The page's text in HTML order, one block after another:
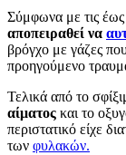
Σύμφωνα με τις
αποπειραθεί να
βρόγχο με γάζες
προηγούμενο
Τελικά από το
αίματος και το
περιστατικό είχε
των φυλακών.